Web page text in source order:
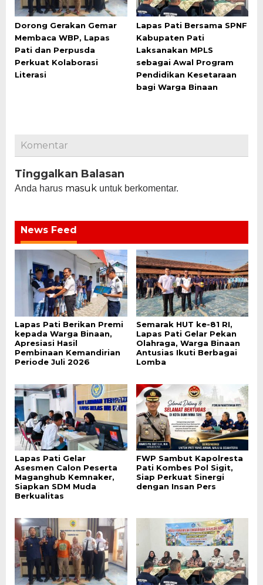
Dorong Gerakan Gemar
Membaca WBP, Lapas
Pati dan Perpusda
Perkuat Kolaborasi
Literasi
Lapas Pati Bersama SPNF
Kabupaten Pati
Laksanakan MPLS
sebagai Awal Program
Pendidikan Kesetaraan
bagi Warga Binaan
Komentar
Tinggalkan Balasan
Anda harus masuk untuk berkomentar.
News Feed
Lapas Pati Berikan Premi
kepada Warga Binaan,
Apresiasi Hasil
Pembinaan Kemandirian
Periode Juli 2026
Semarak HUT ke-81 RI,
Lapas Pati Gelar Pekan
Olahraga, Warga Binaan
Antusias Ikuti Berbagai
Lomba
Lapas Pati Gelar
Asesmen Calon Peserta
Maganghub Kemnaker,
Siapkan SDM Muda
Berkualitas
FWP Sambut Kapolresta
Pati Kombes Pol Sigit,
Siap Perkuat Sinergi
dengan Insan Pers